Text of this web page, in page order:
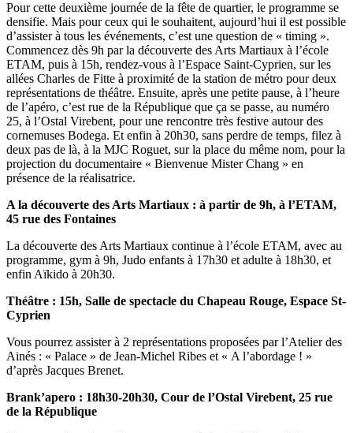
Pour cette deuxième journée de la fête de quartier, le programme se
densifie. Mais pour ceux qui le souhaitent, aujourd’hui il est possible
d’assister à tous les événements, c’est une question de « timing ».
Commencez dès 9h par la découverte des Arts Martiaux à l’école
ETAM, puis à 15h, rendez-vous à l’Espace Saint-Cyprien, sur les
allées Charles de Fitte à proximité de la station de métro pour deux
représentations de théâtre. Ensuite, après une petite pause, à l’heure
de l’apéro, c’est rue de la République que ça se passe, au numéro
25, à l’Ostal Virebent, pour une rencontre très festive autour des
cornemuses Bodega. Et enfin à 20h30, sans perdre de temps, filez à
deux pas de là, à la MJC Roguet, sur la place du même nom, pour la
projection du documentaire « Bienvenue Mister Chang » en
présence de la réalisatrice.
A la découverte des Arts Martiaux : à partir de 9h, à l’ETAM,
45 rue des Fontaines
La découverte des Arts Martiaux continue à l’école ETAM, avec au
programme, gym à 9h, Judo enfants à 17h30 et adulte à 18h30, et
enfin Aïkido à 20h30.
Théâtre : 15h, Salle de spectacle du Chapeau Rouge, Espace St-
Cyprien
Vous pourrez assister à 2 représentations proposées par l’Atelier des
Ainés : « Palace » de Jean-Michel Ribes et « A l’abordage ! »
d’après Jacques Brenet.
Brank’apero : 18h30-20h30, Cour de l’Ostal Virebent, 25 rue
de la République